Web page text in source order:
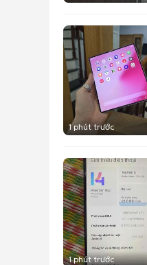
1 phút trước
1 phút trước